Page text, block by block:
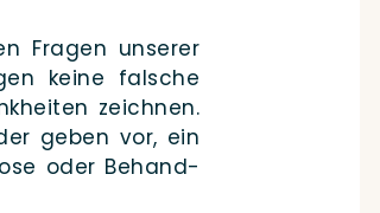
Fra­gen unse­rer
kei­ne fal­sche
zeich­nen.
geben vor, ein
oder Behand­